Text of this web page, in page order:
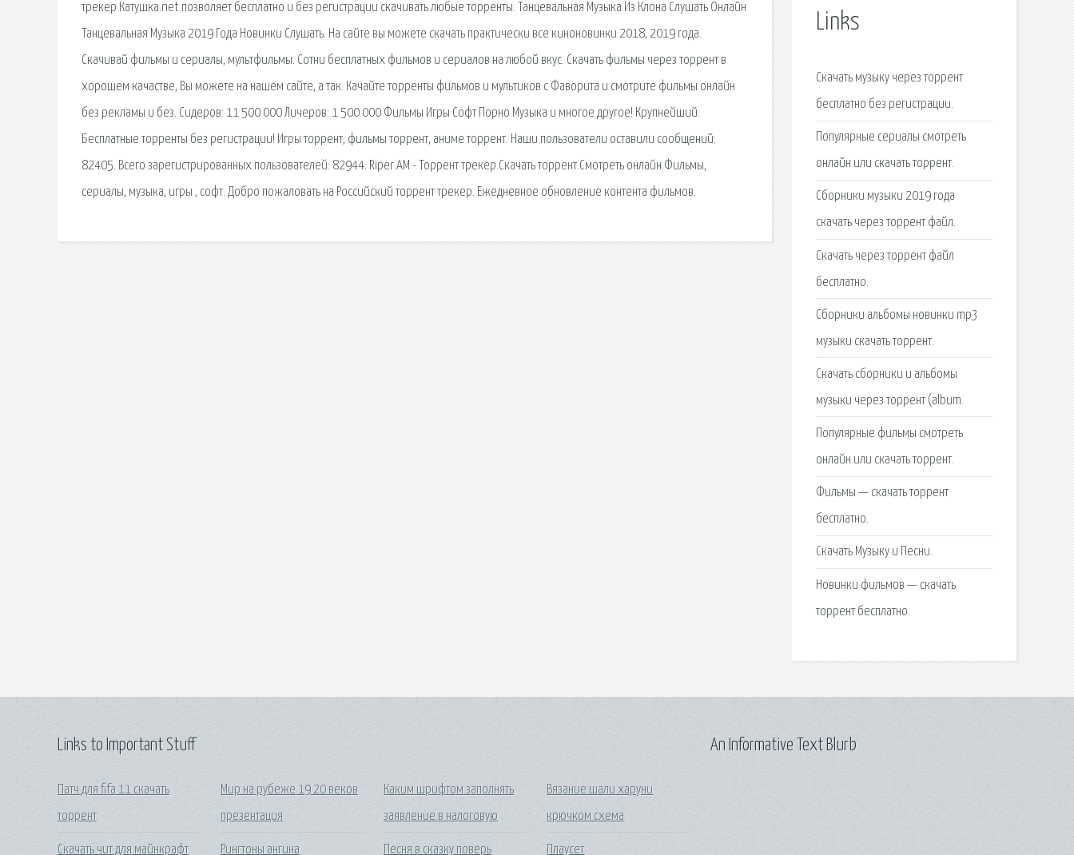
трекер Катушка.net позволяет бесплатно и без регистрации скачивать любые торренты. Танцевальная Музыка Из Клона Слушать Онлайн
Танцевальная Музыка 2019 Года Новинки Слушать. На сайте вы можете скачать практически все киноновинки 2018, 2019 года.
Скачивай фильмы и сериалы, мультфильмы. Сотни бесплатных фильмов и сериалов на любой вкус. Скачать фильмы через торрент в
хорошем качастве, Вы можете на нашем сайте, а так. Качайте торренты фильмов и мультиков с Фаворита и смотрите фильмы онлайн
без рекламы и без. Сидерoв: 11 500 000 Личерoв: 1 500 000 Фильмы Игры Софт Порно Музыка и многое другое! Крупнейший.
Бесплатные торренты без регистрации! Игры торрент, фильмы торрент, аниме торрент. Наши пользователи оставили сообщений:
82405. Всего зарегистрированных пользователей: 82944. Riper.AM - Торрент трекер.Скачать торрент.Смотреть онлайн.Фильмы,
сериалы, музыка, игры , софт. Добро пожаловать на Российский торрент трекер. Ежедневное обновление контента фильмов.
Links
Скачать музыку через торрент
бесплатно без регистрации.
Популярные сериалы смотреть
онлайн или скачать торрент.
Сборники музыки 2019 года
скачать через торрент файл.
Скачать через торрент файл
бесплатно.
Сборники альбомы новинки mp3
музыки скачать торрент.
Скачать сборники и альбомы
музыки через торрент (album.
Популярные фильмы смотреть
онлайн или скачать торрент.
Фильмы — скачать торрент
бесплатно.
Скачать Музыку и Песни.
Новинки фильмов — скачать
торрент бесплатно.
Links to Important Stuff
Патч для fifa 11 скачать
торрент
Скачать чит для майнкрафт
Мир на рубеже 19 20 веков
презентация
Рингтоны ангина
Каким шрифтом заполнять
заявление в налоговую
Песня в сказку поверь
Вязание шали харуни
крючком схема
Плаусет
An Informative Text Blurb